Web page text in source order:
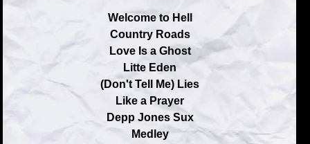
Welcome to Hell
Country Roads
Love Is a Ghost
Litte Eden
(Don't Tell Me) Lies
Like a Prayer
Depp Jones Sux
Medley